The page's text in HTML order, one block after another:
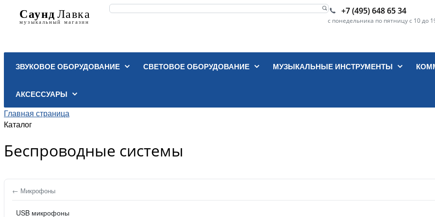
+7 (495) 648 65 34
с понедельника по пятницу с 10 до
ЗВУКОВОЕ ОБОРУДОВАНИЕ СВЕТОВОЕ ОБОРУДОВАНИЕ МУЗЫКАЛЬНЫЕ ИНСТРУМЕНТЫ
АКСЕССУАРЫ
Главная страница
Каталог
Беспроводные системы
← Микрофоны
USB микрофоны